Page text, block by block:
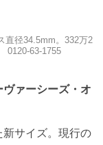
直径34.5mm。332万2
0120-63-1755
ヴァーシーズ・オ
新サイズ。現行の